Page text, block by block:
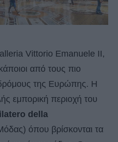
Vittorio Emanuele II,
από τους πιο
της Ευρώπης. Η
εμπορική περιοχή του
della
όπου βρίσκονται τα